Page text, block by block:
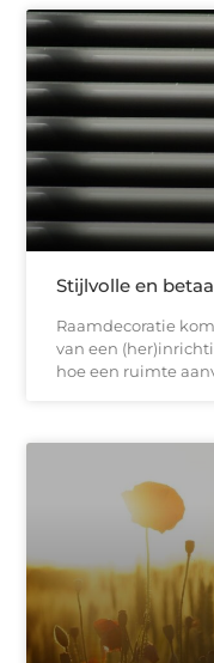
Stijlvolle en
Raamdecoratie
van een
hoe een ruimte